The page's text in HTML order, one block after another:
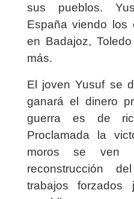
sus pueblos.
España viendo los
en Badajoz,
más.
El joven Yusuf se
ganará el dinero
guerra es de
Proclamada la
moros se ven
reconstrucción
trabajos